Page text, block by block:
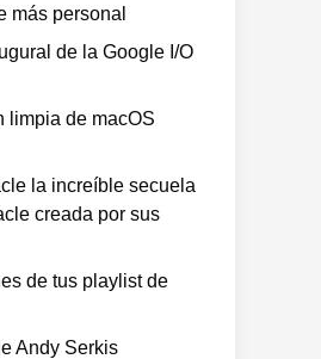
más personal
de la Google I/O
limpia de macOS
la increíble secuela
creada por sus
de tus playlist de
Andy Serkis